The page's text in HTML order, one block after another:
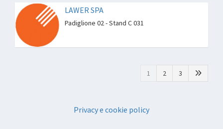
LAWER SPA
Padiglione 02 - Stand C 031
1 2 3
Privacy e cookie policy